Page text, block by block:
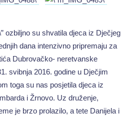
ozbiljno su shvatila djeca iz Dječjeg
dana intenzivno pripremaju za
Dubrovačko- neretvanske
svibnja 2016. godine u Dječjim
toga su nas posjetila djeca iz
i Žrnovo. Uz druženje,
je brzo prolazilo, a tete Danijela i